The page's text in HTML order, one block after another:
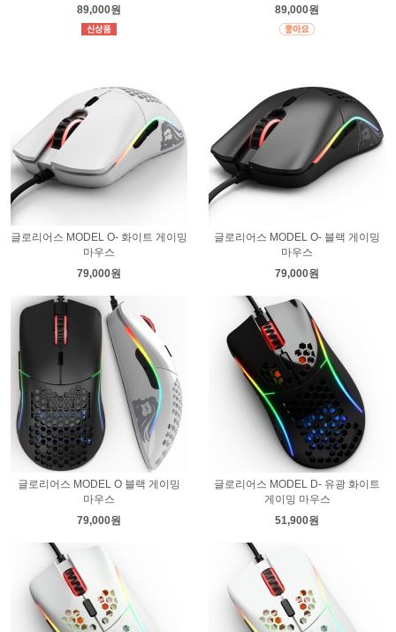
89,000원
89,000원
글로리어스 MODEL O- 화이트 게이밍
마우스
79,000원
글로리어스 MODEL O- 블랙 게이밍
마우스
79,000원
글로리어스 MODEL O 블랙 게이밍
마우스
79,000원
글로리어스 MODEL D- 유광 화이트
게이밍 마우스
51,900원